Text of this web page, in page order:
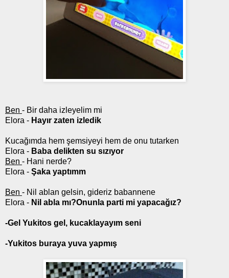
Ben - Bir daha izleyelim mi
Elora - Hayır zaten izledik
Kucağımda hem şemsiyeyi hem de onu tutarken
Elora - Baba delikten su sızıyor
Ben - Hani nerde?
Elora - Şaka yaptımm
Ben - Nil ablan gelsin, gideriz babannene
Elora - Nil abla mı?Onunla parti mi yapacağız?
-Gel Yukitos gel, kucaklayayım seni
-Yukitos buraya yuva yapmış